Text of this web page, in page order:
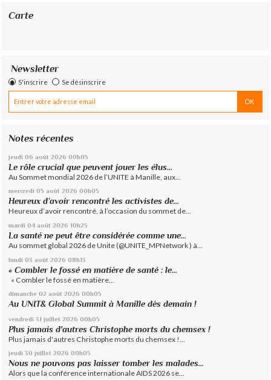
Carte
Newsletter
S'inscrire Se désinscrire
Notes récentes
jeudi 06 août 2026 00h05
Le rôle crucial que peuvent jouer les élus...
Au Sommet mondial 2026 de l’UNITE à Manille, aux...
mercredi 05 août 2026 00h05
Heureux d’avoir rencontré les activistes de...
Heureux d’avoir rencontré, à l’occasion du sommet de...
mardi 04 août 2026 10h25
La santé ne peut être considérée comme une...
Au sommet global 2026 de Unite (@UNITE_MPNetwork ) à...
lundi 03 août 2026 08h13
« Combler le fossé en matière de santé : le...
« Combler le fossé en matière...
dimanche 02 août 2026 00h05
Au UNIT& Global Summit à Manille dès demain !
vendredi 31 juillet 2026 00h05
Plus jamais d'autres Christophe morts du chemsex !
Plus jamais d'autres Christophe morts du chemsex !...
jeudi 30 juillet 2026 00h05
Nous ne pouvons pas laisser tomber les malades...
Alors que la conférence internationale AIDS 2026 se...